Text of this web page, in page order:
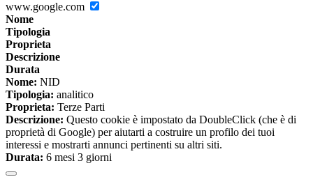
www.google.com
Nome
Tipologia
Proprieta
Descrizione
Durata
Nome: NID
Tipologia: analitico
Proprieta: Terze Parti
Descrizione: Questo cookie è impostato da DoubleClick (che è di
proprietà di Google) per aiutarti a costruire un profilo dei tuoi
interessi e mostrarti annunci pertinenti su altri siti.
Durata: 6 mesi 3 giorni